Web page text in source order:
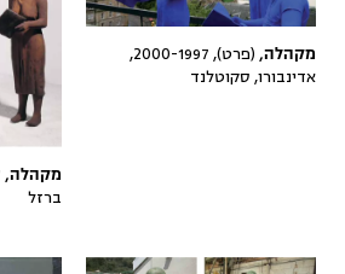
מקהלה,
ברזל
מקהלה,
(פרט), 2000-1997,
אדינבורו, סקוטלנד